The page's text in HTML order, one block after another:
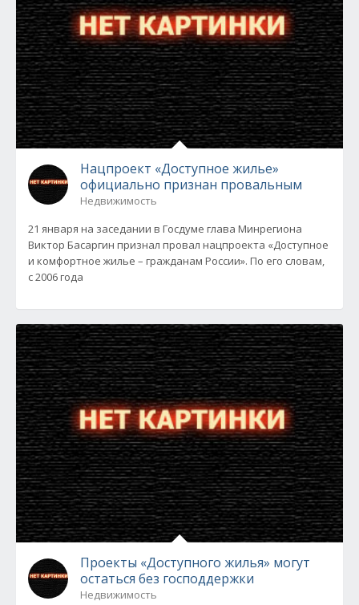
Нацпроект «Доступное жилье»
официально признан провальным
Недвижимость
21 января на заседании в Госдуме глава Минрегиона
Виктор Басаргин признал провал нацпроекта «Доступное
и комфортное жилье – гражданам России». По его словам,
с 2006 года
Проекты «Доступного жилья» могут
остаться без господдержки
Недвижимость